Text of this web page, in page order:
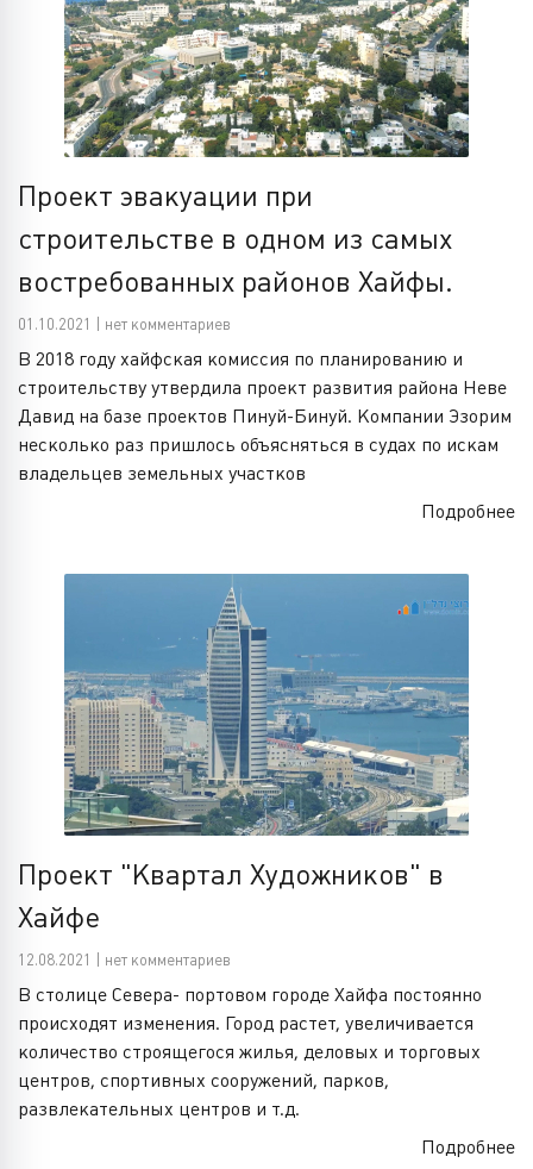
Проект эвакуации при
строительстве в одном из самых
востребованных районов Хайфы.
01.10.2021 | нет комментариев
В 2018 году хайфская комиссия по планированию и
строительству утвердила проект развития района Неве
Давид на базе проектов Пинуй-Бинуй. Компании Эзорим
несколько раз пришлось объясняться в судах по искам
владельцев земельных участков
Подробнее
Проект "Квартал Художников" в
Хайфе
12.08.2021 | нет комментариев
В столице Севера- портовом городе Хайфа постоянно
происходят изменения. Город растет, увеличивается
количество строящегося жилья, деловых и торговых
центров, спортивных сооружений, парков,
развлекательных центров и т.д.
Подробнее